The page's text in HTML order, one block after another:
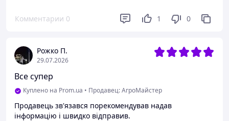
Комментарии 0 1 0
Рожко П.
29.07.2026
Все супер
Куплено на Prom.ua • Продавец: АгроМайстер
Продавець зв'язався порекомендував надав
інформацію і швидко відправив.